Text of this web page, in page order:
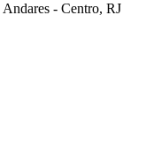
Andares - Centro, RJ